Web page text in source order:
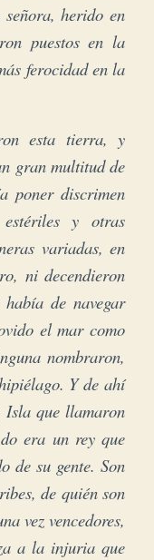
herido en
puestos en la
ferocidad en la
esta tierra, y
gran multitud de
poner discrimen
y otras
variadas, en
ni decendieron
de navegar
el mar como
nombraron,
Y de ahí
Isla que llamaron
era un rey que
de su gente. Son
de quién son
vez vencedores,
a la injuria que